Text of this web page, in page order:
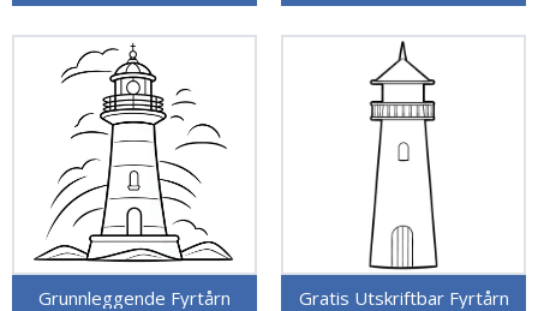
Grunnleggende Fyrtårn Gratis Utskriftbar Fyrtårn